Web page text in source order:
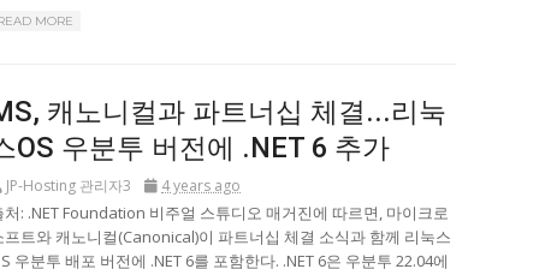
MORE
캐노니컬과 파트너십 체결...리눅
OS 우분투 버전에 .NET 6 추가
JP-Hosting 관리자3 4 years ago
처: .NET Foundation 비주얼 스튜디오 매거진에 따르면, 마이크로
프트와 캐노니컬(Canonical)이 파트너십 체결 소식과 함께 리눅스
우분투 배포 버전에 .NET 6를 포함한다. .NET 6은 우분투 22.04에